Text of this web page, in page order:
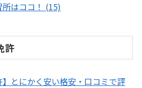
はココ！ (15)
許
】とにかく安い格安・口コミで評